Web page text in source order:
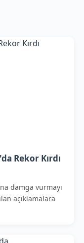
Rekor Kırdı
damga vurmayı
açıklamalara